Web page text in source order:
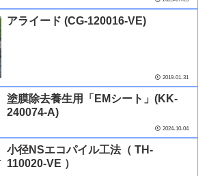
アライード (CG-120016-VE)
2019-01-31
塗膜除去養生用「EMシート」(KK-
240074-A)
2024-10-04
小径NSエコパイル工法（ TH-
110020-VE ）